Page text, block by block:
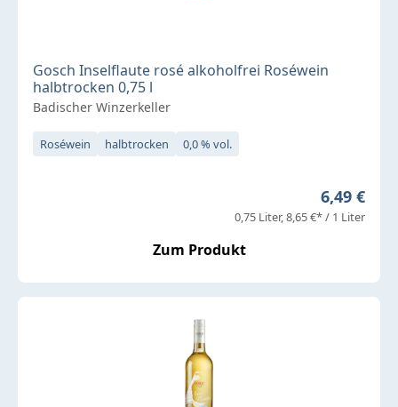
Gosch Inselflaute rosé alkoholfrei Roséwein
halbtrocken 0,75 l
Badischer Winzerkeller
Roséwein halbtrocken 0,0 % vol.
Regulärer
6,49 €
0,75 Liter 8,65 €* / 1 Liter
Zum Produkt